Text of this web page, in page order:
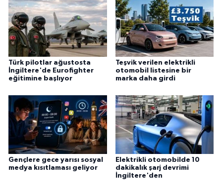
Türk pilotlar ağustosta
İngiltere'de Eurofighter
eğitimine başlıyor
Teşvik verilen elektrikli
otomobil listesine bir
marka daha girdi
Gençlere gece yarısı sosyal
medya kısıtlaması geliyor
Elektrikli otomobilde 10
dakikalık şarj devrimi
İngiltere'den